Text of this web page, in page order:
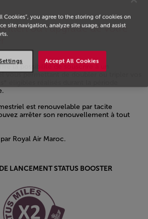
ou l’upgrade de votre
la possibilité de souscrire à un
vous permettant de doubler ou tripler vos
est renouvelable par tacite
arrêter son renouvellement à tout
Royal Air Maroc.
LANCEMENT STATUS BOOSTER
Cookies”, you agree to the storing of cookies on
site navigation, analyze site usage, and assist
Accept All Cookies